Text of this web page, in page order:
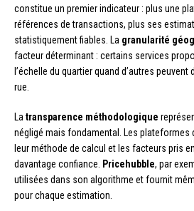
constitue un premier indicateur : plus une
références de transactions, plus ses
statistiquement fiables. La granularité
facteur déterminant : certains services
l’échelle du quartier quand d’autres
rue.
Latransparence méthodologique
négligé mais fondamental. Les plateformes
leur méthode de calcul et les facteurs pris
davantage confiance. Pricehubble, par
utilisées dans son algorithme et fournit
pour chaque estimation.